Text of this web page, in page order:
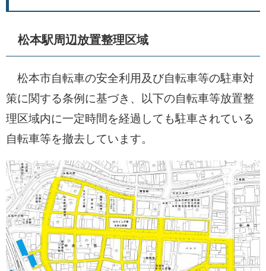
松本駅周辺放置整理区域
松本市自転車の安全利用及び自転車等の駐車対
策に関する条例に基づき、以下の自転車等放置整
理区域内に一定時間を経過しても駐車されている
自転車等を撤去しています。